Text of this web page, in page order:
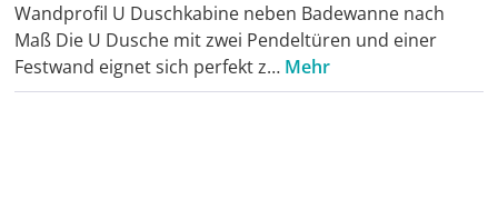
Wandprofil U Duschkabine neben Badewanne nach
Maß Die U Dusche mit zwei Pendeltüren und einer
Festwand eignet sich perfekt z… Mehr